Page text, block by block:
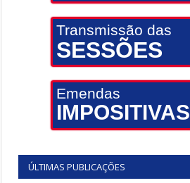
Transmissão das
SESSÕES
Emendas
IMPOSITIVAS
ÚLTIMAS PUBLICAÇÕES